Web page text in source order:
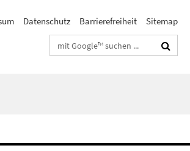
Datenschutz Barrierefreiheit
Sitemap
Suchbegriffe